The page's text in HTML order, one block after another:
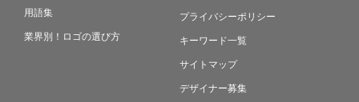
用語集
業界別！ロゴの選び方
プライバシーポリシー
キーワード一覧
サイトマップ
デザイナー募集